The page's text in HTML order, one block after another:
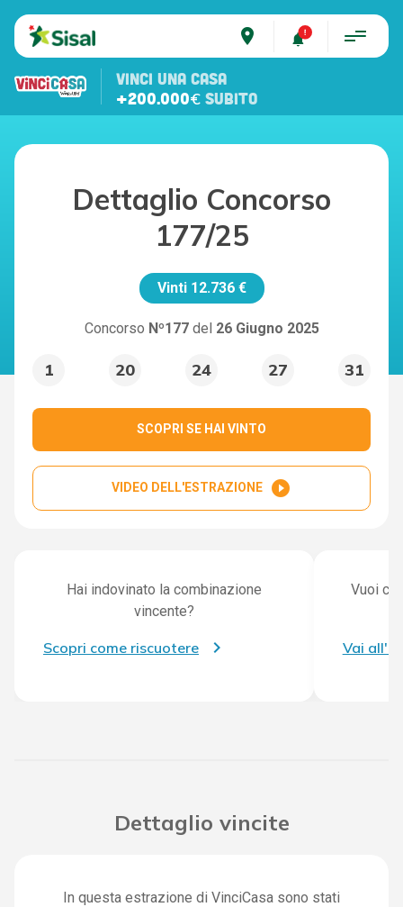
place
VINCI UNA CASA
+200.000€ SUBITO
Dettaglio Concorso
177/25
Vinti 12.736 €
Concorso Nº177 del 26 Giugno 2025
1 20 24 27 31
SCOPRI SE HAI VINTO
VIDEO DELL'ESTRAZIONE play_circle_filled
Hai indovinato la combinazione
vincente?
Scopri come riscuotere
Vuoi
Vai
Dettaglio vincite
In questa estrazione di VinciCasa sono stati